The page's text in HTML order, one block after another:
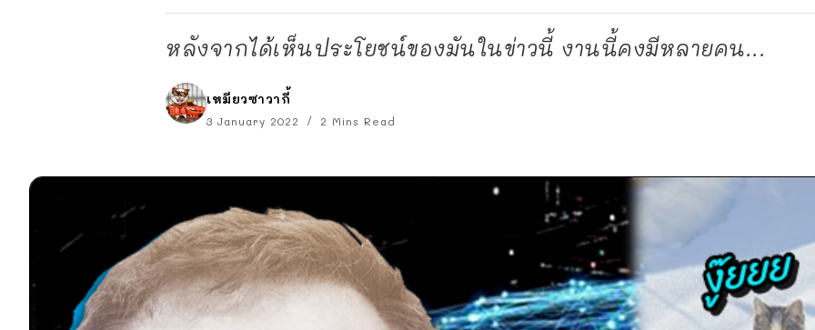
หลังจากได้เห็นประโยชน์ของมันในข่าวนี้ งานนี้คงมีหลายคน...
เหมียวซาวากี้
3 January 2022 2 Mins Read